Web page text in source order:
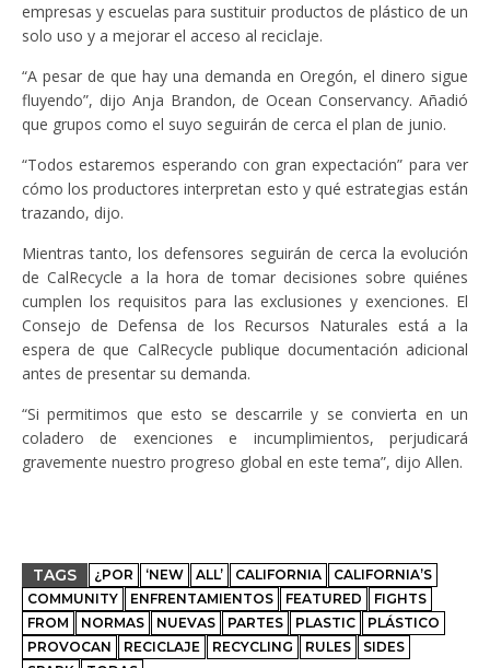
empresas y escuelas para sustituir productos de plástico de un
solo uso y a mejorar el acceso al reciclaje.
“A pesar de que hay una demanda en Oregón, el dinero sigue
fluyendo”, dijo Anja Brandon, de Ocean Conservancy. Añadió
que grupos como el suyo seguirán de cerca el plan de junio.
“Todos estaremos esperando con gran expectación” para ver
cómo los productores interpretan esto y qué estrategias están
trazando, dijo.
Mientras tanto, los defensores seguirán de cerca la evolución
de CalRecycle a la hora de tomar decisiones sobre quiénes
cumplen los requisitos para las exclusiones y exenciones. El
Consejo de Defensa de los Recursos Naturales está a la
espera de que CalRecycle publique documentación adicional
antes de presentar su demanda.
“Si permitimos que esto se descarrile y se convierta en un
coladero de exenciones e incumplimientos, perjudicará
gravemente nuestro progreso global en este tema”, dijo Allen.
TAGS ¿POR ‘NEW ALL’ CALIFORNIA
CALIFORNIA’S
COMMUNITY
ENFRENTAMIENTOS FEATURED
FIGHTS
FROM
NORMAS NUEVAS PARTES PLASTIC
PLÁSTICO
PROVOCAN
RECICLAJE RECYCLING RULES
SIDES